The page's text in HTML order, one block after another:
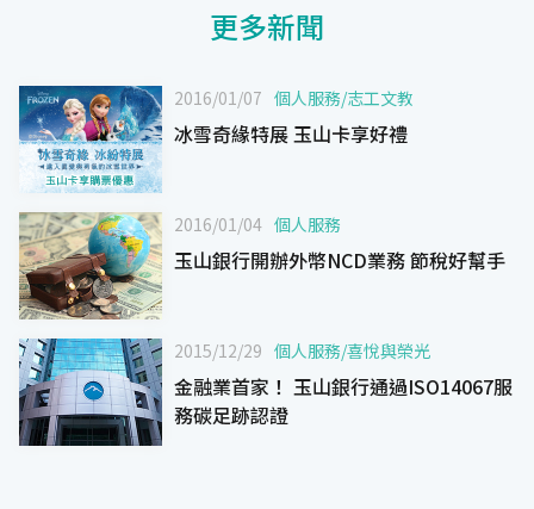
更多新聞
2016/01/07 個人服務/志工文教
冰雪奇緣特展 玉山卡享好禮
2016/01/04 個人服務
玉山銀行開辦外幣NCD業務 節稅好幫手
2015/12/29 個人服務/喜悅與榮光
金融業首家！ 玉山銀行通過ISO14067服
務碳足跡認證